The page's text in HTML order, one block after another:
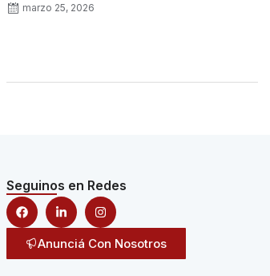
marzo 25, 2026
Seguinos en Redes
Anunciá Con Nosotros